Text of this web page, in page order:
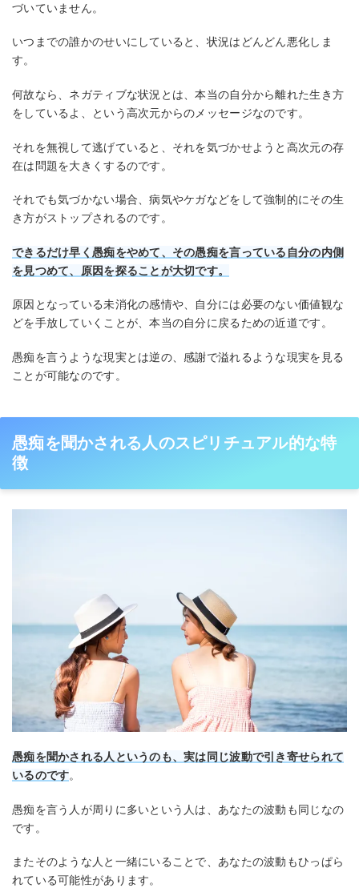
づいていません。
いつまでの誰かのせいにしていると、状況はどんどん悪化しま
す。
何故なら、ネガティブな状況とは、本当の自分から離れた生き方
をしているよ、という高次元からのメッセージなのです。
それを無視して逃げていると、それを気づかせようと高次元の存
在は問題を大きくするのです。
それでも気づかない場合、病気やケガなどをして強制的にその生
き方がストップされるのです。
できるだけ早く愚痴をやめて、その愚痴を言っている自分の内側
を見つめて、原因を探ることが大切です。
原因となっている未消化の感情や、自分には必要のない価値観な
どを手放していくことが、本当の自分に戻るための近道です。
愚痴を言うような現実とは逆の、感謝で溢れるような現実を見る
ことが可能なのです。
愚痴を聞かされる人のスピリチュアル的な特
徴
愚痴を聞かされる人というのも、実は同じ波動で引き寄せられて
いるのです。
愚痴を言う人が周りに多いという人は、あなたの波動も同じなの
です。
またそのような人と一緒にいることで、あなたの波動もひっぱら
れている可能性があります。